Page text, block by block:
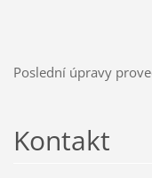
Poslední úpravy
Kontakt